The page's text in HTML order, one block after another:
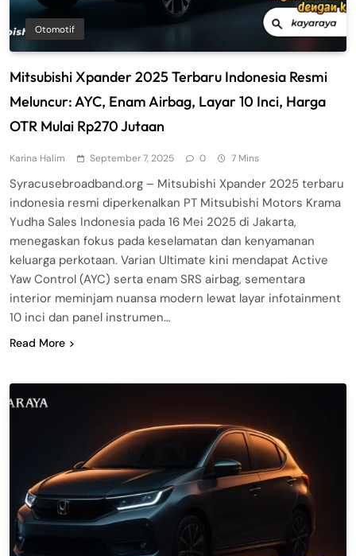
Otomotif
Mitsubishi Xpander 2025 Terbaru Indonesia Resmi
Meluncur: AYC, Enam Airbag, Layar 10 Inci, Harga
OTR Mulai Rp270 Jutaan
Karina Halim September 7, 2025 0 7 Mins
Syracusebroadband.org – Mitsubishi Xpander 2025 terbaru
indonesia resmi diperkenalkan PT Mitsubishi Motors Krama
Yudha Sales Indonesia pada 16 Mei 2025 di Jakarta,
menegaskan fokus pada keselamatan dan kenyamanan
keluarga perkotaan. Varian Ultimate kini mendapat Active
Yaw Control (AYC) serta enam SRS airbag, sementara
interior meminjam nuansa modern lewat layar infotainment
10 inci dan panel instrumen…
Read More